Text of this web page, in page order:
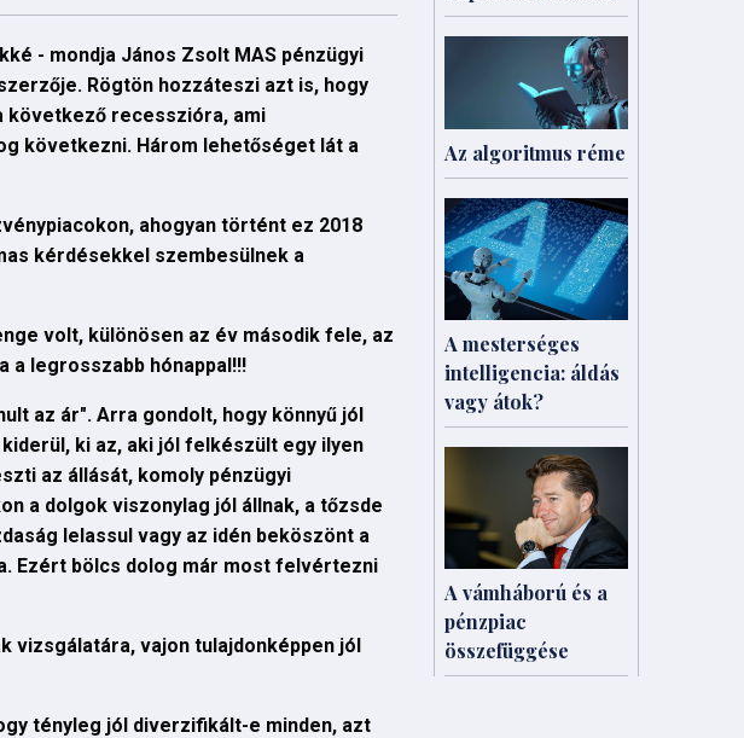
- mondja János Zsolt MAS pénzügyi
Rögtön hozzáteszi azt is, hogy
következő recesszióra, ami
következni. Három lehetőséget lát a
ahogyan történt ez 2018
kérdésekkel szembesülnek a
volt, különösen az év második fele, az
a legrosszabb hónappal!!!
az ár". Arra gondolt, hogy könnyű jól
ki az, aki jól felkészült egy ilyen
az állását, komoly pénzügyi
a dolgok viszonylag jól állnak, a tőzsde
lelassul vagy az idén beköszönt a
Ezért bölcs dolog már most felvértezni
vizsgálatára, vajon tulajdonképpen jól
tényleg jól diverzifikált-e minden, azt
Az algoritmus réme
A mesterséges
intelligencia: áldás
vagy átok?
A vámháború és a
pénzpiac
összefüggése